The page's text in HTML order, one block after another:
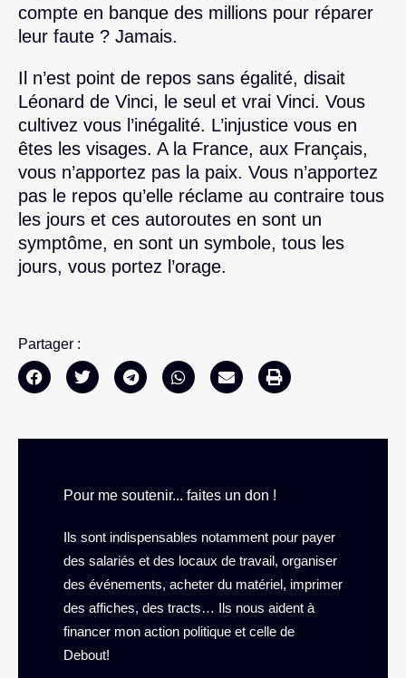
compte en banque des millions pour réparer
leur faute ? Jamais.
Il n’est point de repos sans égalité, disait
Léonard de Vinci, le seul et vrai Vinci. Vous
cultivez vous l’inégalité. L’injustice vous en
êtes les visages. A la France, aux Français,
vous n’apportez pas la paix. Vous n’apportez
pas le repos qu’elle réclame au contraire tous
les jours et ces autoroutes en sont un
symptôme, en sont un symbole, tous les
jours, vous portez l’orage.
Partager :
Pour me soutenir... faites un don !
Ils sont indispensables notamment pour payer
des salariés et des locaux de travail, organiser
des événements, acheter du matériel, imprimer
des affiches, des tracts… Ils nous aident à
financer mon action politique et celle de
Debout!